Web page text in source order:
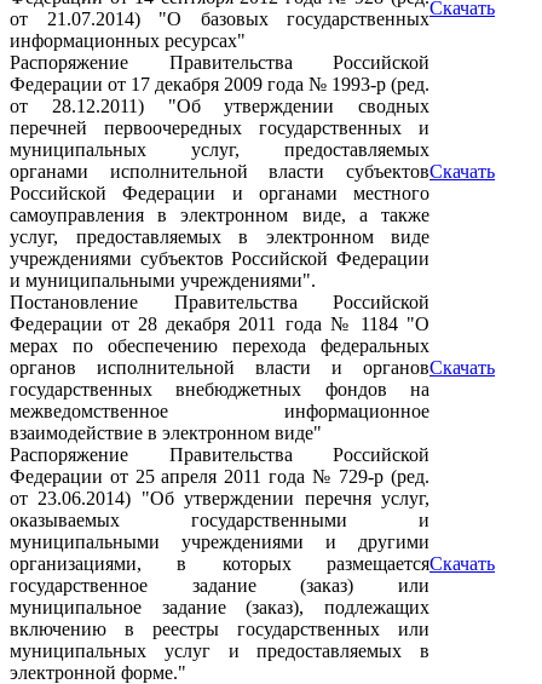
от 21.07.2014) "О базовых государственных
информационных ресурсах"
Скачать
Распоряжение Правительства Российской
Федерации от 17 декабря 2009 года № 1993-р (ред.
от 28.12.2011) "Об утверждении сводных
перечней первоочередных государственных и
муниципальных услуг, предоставляемых
органами исполнительной власти субъектов
Российской Федерации и органами местного
самоуправления в электронном виде, а также
услуг, предоставляемых в электронном виде
учреждениями субъектов Российской Федерации
и муниципальными учреждениями".
Скачать
Постановление Правительства Российской
Федерации от 28 декабря 2011 года № 1184 "О
мерах по обеспечению перехода федеральных
органов исполнительной власти и органов
государственных внебюджетных фондов на
межведомственное информационное
взаимодействие в электронном виде"
Скачать
Распоряжение Правительства Российской
Федерации от 25 апреля 2011 года № 729-р (ред.
от 23.06.2014) "Об утверждении перечня услуг,
оказываемых государственными и
муниципальными учреждениями и другими
организациями, в которых размещается
государственное задание (заказ) или
муниципальное задание (заказ), подлежащих
включению в реестры государственных или
муниципальных услуг и предоставляемых в
электронной форме."
Скачать